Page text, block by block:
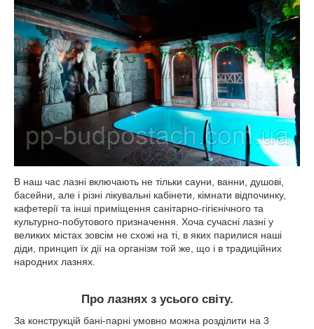
В наш час лазні включають не тільки сауни, ванни, душові,
басейни, але і різні лікувальні кабінети, кімнати відпочинку,
кафетерії та інші приміщення санітарно-гігієнічного та
культурно-побутового призначення. Хоча сучасні лазні у
великих містах зовсім не схожі на ті, в яких парилися наші
діди, принцип їх дії на організм той же, що і в традиційних
народних лазнях.
Про лазнях з усього світу.
За конструкцій бані-парні умовно можна розділити на 3